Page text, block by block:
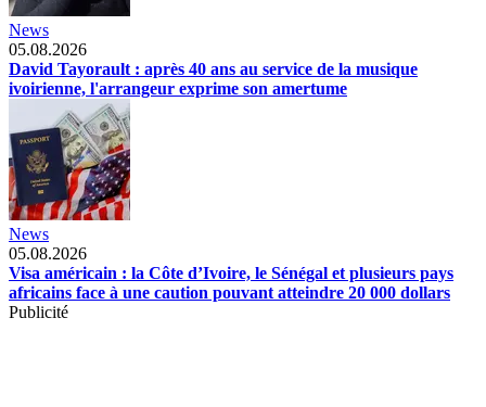
News
05.08.2026
David Tayorault : après 40 ans au service de la musique
ivoirienne, l'arrangeur exprime son amertume
News
05.08.2026
Visa américain : la Côte d’Ivoire, le Sénégal et plusieurs pays
africains face à une caution pouvant atteindre 20 000 dollars
Publicité